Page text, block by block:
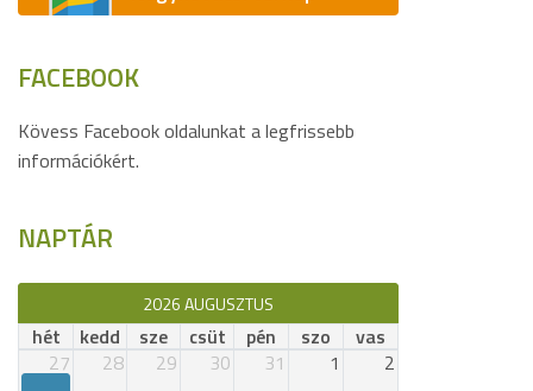
FACEBOOK
Kövess Facebook oldalunkat a legfrissebb
információkért.
NAPTÁR
2026 AUGUSZTUS
hét kedd sze csüt pén szo
vas
27
28 29 30 31 1
2